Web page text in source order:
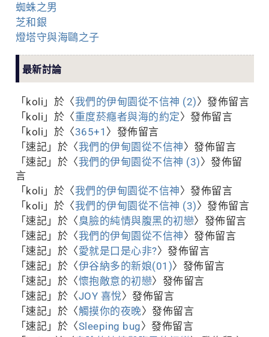
蜘蛛之男
芝和銀
燈塔守與海鷗之子
最新討論
「 koli 」於〈我們的伊甸園從不信神 (2)〉發佈留言
「 koli 」於〈重度菸癮者與海的約定〉發佈留言
「 koli 」於〈365+1 〉發佈留言
「 速記 」於〈我們的伊甸園從不信神〉發佈留言
「 速記 」於〈我們的伊甸園從不信神 (3)〉發佈留
言
「 koli 」於〈我們的伊甸園從不信神〉發佈留言
「 koli 」於〈我們的伊甸園從不信神 (3)〉發佈留言
「 速記 」於〈臭臉的純情與腹黑的初戀〉發佈留言
「 速記 」於〈我們的伊甸園從不信神〉發佈留言
「 速記 」於〈愛就是口是心非?〉發佈留言
「 速記 」於〈伊谷納多的新娘(01)〉發佈留言
「 速記 」於〈懷抱敵意的初戀〉發佈留言
「 速記 」於〈JOY 喜悅〉發佈留言
「 速記 」於〈觸摸你的夜晚〉發佈留言
「 速記 」於〈Sleeping bug〉發佈留言